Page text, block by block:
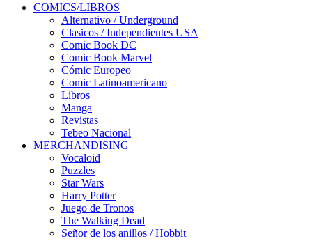
COMICS/LIBROS
Alternativo / Underground
Clasicos / Independientes USA
Comic Book DC
Comic Book Marvel
Cómic Europeo
Comic Latinoamericano
Libros
Manga
Revistas
Tebeo Nacional
MERCHANDISING
Vocaloid
Puzzles
Star Wars
Harry Potter
Juego de Tronos
The Walking Dead
Señor de los anillos / Hobbit